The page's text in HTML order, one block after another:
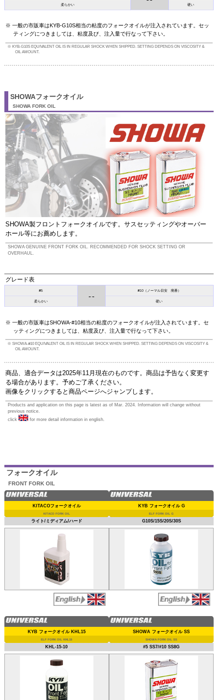
柔らかい 硬い
一般の市販車はKYB-G10S相当の粘度のフォークオイルが注入されています。セッ
ティングにつきましては、粘度及び、注入量で行なって下さい。
KYB-G10S EQUIVALENT OIL IS IN REGULAR SHOCK WHEN SHIPPED. SETTING DEPENDS ON VISCOSITY &
OIL AMOUNT.
SHOWAフォークオイル
SHOWA FORK OIL
SHOWA製フロントフォークオイルです。サスセッティングやオーバー
ホール等にお薦めします。
SHOWA GENUINE FRONT FORK OIL. RECOMMENDED FOR SHOCK SETTING OR
OVERHAUL.
グレード表
#5
←→
#10（ノーマル目安 廃番）
柔らかい 硬い
一般の市販車はSHOWA-#10相当の粘度のフォークオイルが注入されています。セ
ッティングにつきましては、粘度及び、注入量で行なって下さい。
SHOWA-#10 EQUIVALENT OIL IS IN REGULAR SHOCK WHEN SHIPPED. SETTING DEPENDS ON VISCOSITY &
OIL AMOUNT.
商品、適合データは2025年11月現在のものです。商品は予告なく変更す
る場合があります。予めご了承ください。
画像をクリックすると商品ページへジャンプします。
Products and application on this page is latest as of Mar. 2024. Information will change without
previous notice.
click
for more detail information in english.
フォークオイル
FRONT FORK OIL
KITACOフォークオイル
KITACO FORK OIL
ライト/ミディアム/ハード
KYB フォークオイル G
ELF FORK OIL G
G10S/15S/20S/30S
KYB フォークオイル KHL15
ELF FORK OIL KHL15
KHL-15-10
SHOWA フォークオイル SS
SHOWA FORK OIL SS
#5 SS7/#10 SS8G